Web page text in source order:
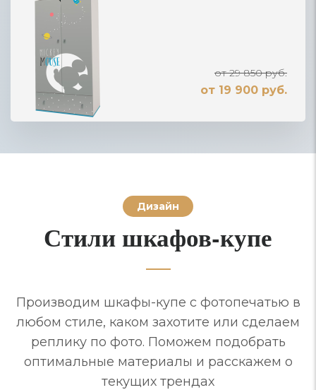
от 29 850 руб.
от 19 900 руб.
Дизайн
Стили шкафов-купе
Производим шкафы-купе с фотопечатью в
любом стиле, каком захотите или сделаем
реплику по фото. Поможем подобрать
оптимальные материалы и расскажем о
текущих трендах